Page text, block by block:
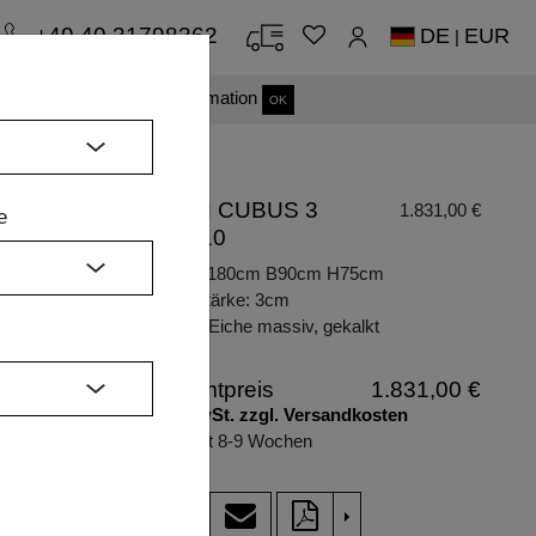
Mehr Information OK
+49 40 31798362 DE | EUR
TISCH CUBUS 3
B10X10
1.831,00 €
Maße: L180cm B90cm H75cm
Plattenstärke: 3cm
Holzart: Eiche massiv, gekalkt
Gesamtpreis 1.831,00 €
inkl. MwSt. zzgl. Versandkosten
Lieferzeit 8-9 Wochen
>